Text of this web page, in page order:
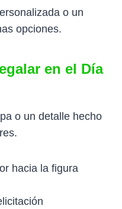
o un
opciones.
en el Día
o un detalle hecho
hacia la figura